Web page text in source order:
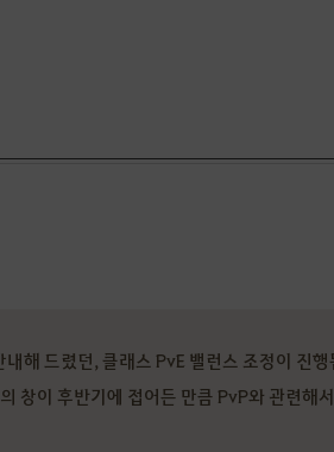
해 드렸던, 클래스 PvE 밸런스 조정이 진
창이 후반기에 접어든 만큼 PvP와 관련해